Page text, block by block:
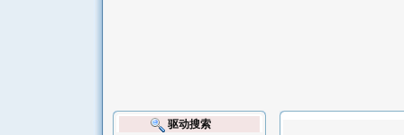
驱动搜索